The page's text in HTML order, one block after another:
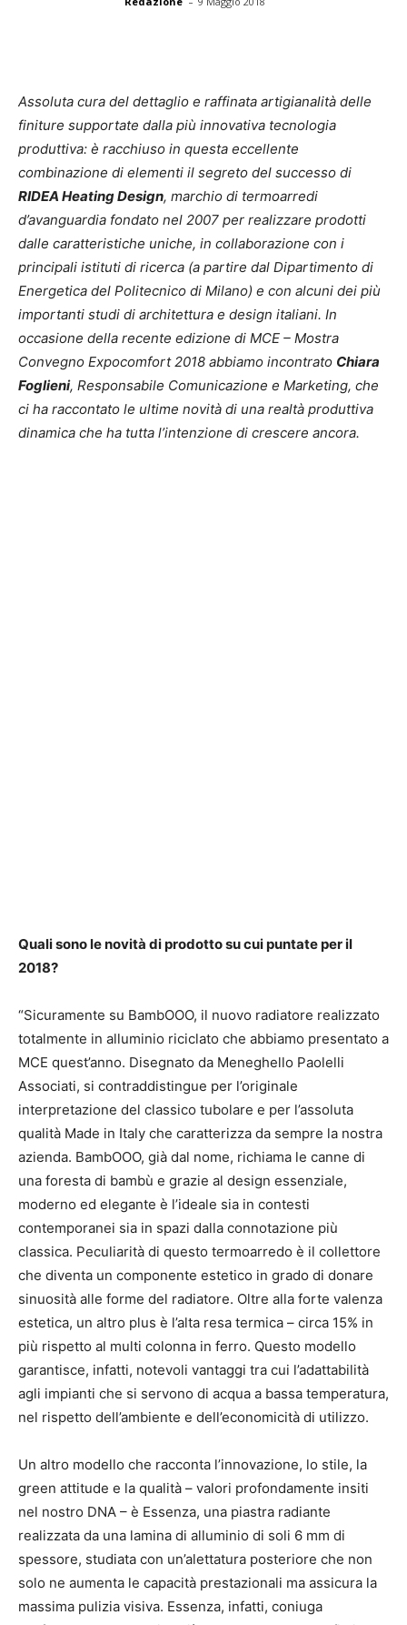
Assoluta cura del dettaglio e raffinata artigianalità delle
finiture supportate dalla più innovativa tecnologia
produttiva: è racchiuso in questa eccellente
combinazione di elementi il segreto del successo di
RIDEA Heating Design, marchio di termoarredi
d’avanguardia fondato nel 2007 per realizzare prodotti
dalle caratteristiche uniche, in collaborazione con i
principali istituti di ricerca (a partire dal Dipartimento di
Energetica del Politecnico di Milano) e con alcuni dei più
importanti studi di architettura e design italiani. In
occasione della recente edizione di MCE – Mostra
Convegno Expocomfort 2018 abbiamo incontrato Chiara
Foglieni, Responsabile Comunicazione e Marketing, che
ci ha raccontato le ultime novità di una realtà produttiva
dinamica che ha tutta l’intenzione di crescere ancora.
Quali sono le novità di prodotto su cui puntate per il
2018?
“Sicuramente su BambOOO, il nuovo radiatore realizzato
totalmente in alluminio riciclato che abbiamo presentato a
MCE quest’anno. Disegnato da Meneghello Paolelli
Associati, si contraddistingue per l’originale
interpretazione del classico tubolare e per l’assoluta
qualità Made in Italy che caratterizza da sempre la nostra
azienda. BambOOO, già dal nome, richiama le canne di
una foresta di bambù e grazie al design essenziale,
moderno ed elegante è l’ideale sia in contesti
contemporanei sia in spazi dalla connotazione più
classica. Peculiarità di questo termoarredo è il collettore
che diventa un componente estetico in grado di donare
sinuosità alle forme del radiatore. Oltre alla forte valenza
estetica, un altro plus è l’alta resa termica – circa 15% in
più rispetto al multi colonna in ferro. Questo modello
garantisce, infatti, notevoli vantaggi tra cui l’adattabilità
agli impianti che si servono di acqua a bassa temperatura,
nel rispetto dell’ambiente e dell’economicità di utilizzo.
Un altro modello che racconta l’innovazione, lo stile, la
green attitude e la qualità – valori profondamente insiti
nel nostro DNA – è Essenza, una piastra radiante
realizzata da una lamina di alluminio di soli 6 mm di
spessore, studiata con un’alettatura posteriore che non
solo ne aumenta le capacità prestazionali ma assicura la
massima pulizia visiva. Essenza, infatti, coniuga